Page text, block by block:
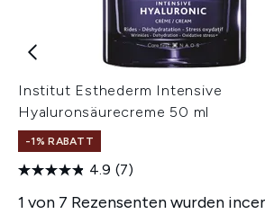
Institut Esthederm Intensive
Hyaluronsäurecreme 50 ml
-1% RABATT
4.9 (7)
1 von 7 Rezensenten wurden